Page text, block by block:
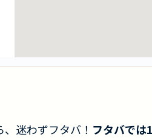
迷わずフタバ！ フタバでは